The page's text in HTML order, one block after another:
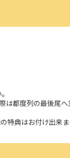
都度列の最後尾へ
特典はお付け出来ま